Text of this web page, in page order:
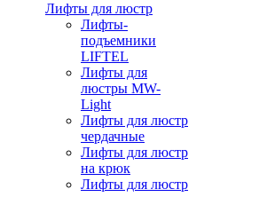
Лифты для люстр
Лифты-
подъемники
LIFTEL
Лифты для
люстры MW-
Light
Лифты для люстр
чердачные
Лифты для люстр
на крюк
Лифты для люстр